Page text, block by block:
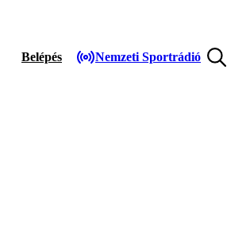
Belépés Nemzeti Sportrádió